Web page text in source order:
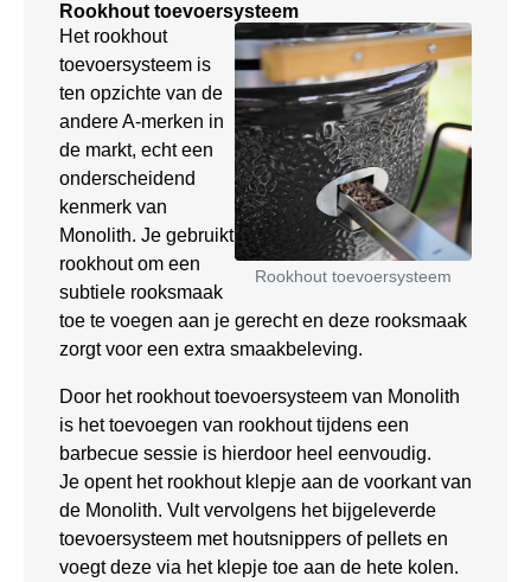
Rookhout toevoersysteem
Rookhout toevoersysteem
Het rookhout
toevoersysteem is
ten opzichte van de
andere A-merken in
de markt, echt een
onderscheidend
kenmerk van
Monolith. Je gebruikt
rookhout om een
subtiele rooksmaak
toe te voegen aan je gerecht en deze rooksmaak
zorgt voor een extra smaakbeleving.
Door het rookhout toevoersysteem van Monolith
is het toevoegen van rookhout tijdens een
barbecue sessie is hierdoor heel eenvoudig.
Je opent het rookhout klepje aan de voorkant van
de Monolith. Vult vervolgens het bijgeleverde
toevoersysteem met houtsnippers of pellets en
voegt deze via het klepje toe aan de hete kolen.